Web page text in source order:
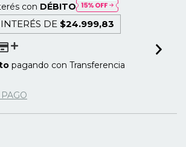
con DÉBITO
DE $24.999,83
pagando con Transferencia